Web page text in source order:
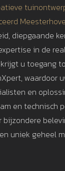
diepgaande
in de
u toegang
waardoor
en
en technisch
uniek geheel